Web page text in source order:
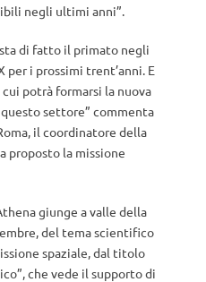
negli ultimi anni”.
di fatto il primato negli
per i prossimi trent’anni. E
potrà formarsi la nuova
settore” commenta
il coordinatore della
proposto la missione
giunge a valle della
del tema scientifico
spaziale, dal titolo
che vede il supporto di